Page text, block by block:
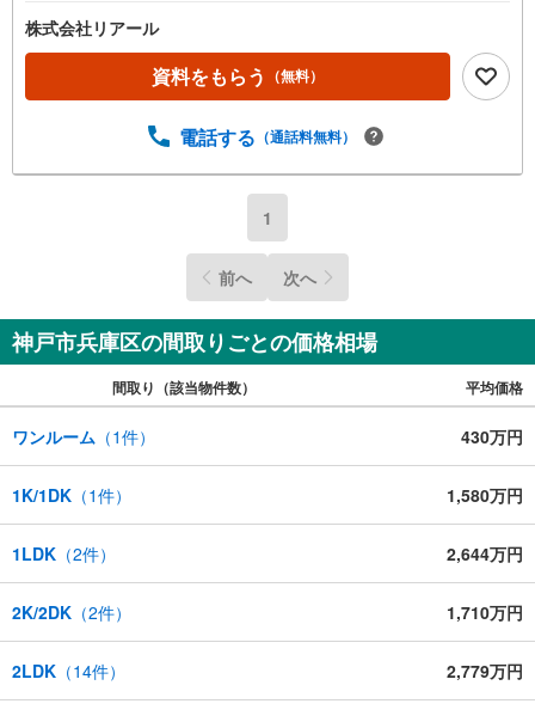
株式会社リアール
資料をもらう （無料）
電話する （通話料無料）
1
前へ 次へ
神戸市兵庫区の間取りごとの価格相場
間取り（該当物件数） 平均価格
ワンルーム （1件） 430万円
1K/1DK （1件） 1,580万円
1LDK （2件） 2,644万円
2K/2DK （2件） 1,710万円
2LDK （14件） 2,779万円